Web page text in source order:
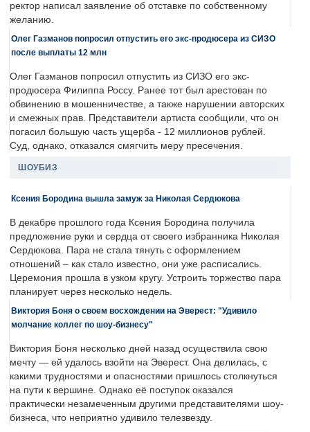
ректор написал заявление об отставке по собственному
желанию.
Олег Газманов попросил отпустить его экс-продюсера из СИЗО
после выплаты 12 млн
Олег Газманов попросил отпустить из СИЗО его экс-
продюсера Филиппа Россу. Ранее тот был арестован по
обвинению в мошенничестве, а также нарушении авторских
и смежных прав. Представители артиста сообщили, что он
погасил большую часть ущерба - 12 миллионов рублей.
Суд, однако, отказался смягчить меру пресечения.
ШОУБИЗ
Ксения Бородина вышла замуж за Николая Сердюкова
В декабре прошлого года Ксения Бородина получила
предложение руки и сердца от своего избранника Николая
Сердюкова. Пара не стала тянуть с оформлением
отношений – как стало известно, они уже расписались.
Церемония прошла в узком кругу. Устроить торжество пара
планирует через несколько недель.
Виктория Боня о своем восхождении на Эверест: "Удивило
молчание коллег по шоу-бизнесу"
Виктория Боня несколько дней назад осуществила свою
мечту — ей удалось взойти на Эверест. Она делилась, с
какими трудностями и опасностями пришлось столкнуться
на пути к вершине. Однако её поступок оказался
практически незамеченным другими представителями шоу-
бизнеса, что неприятно удивило телезвезду.